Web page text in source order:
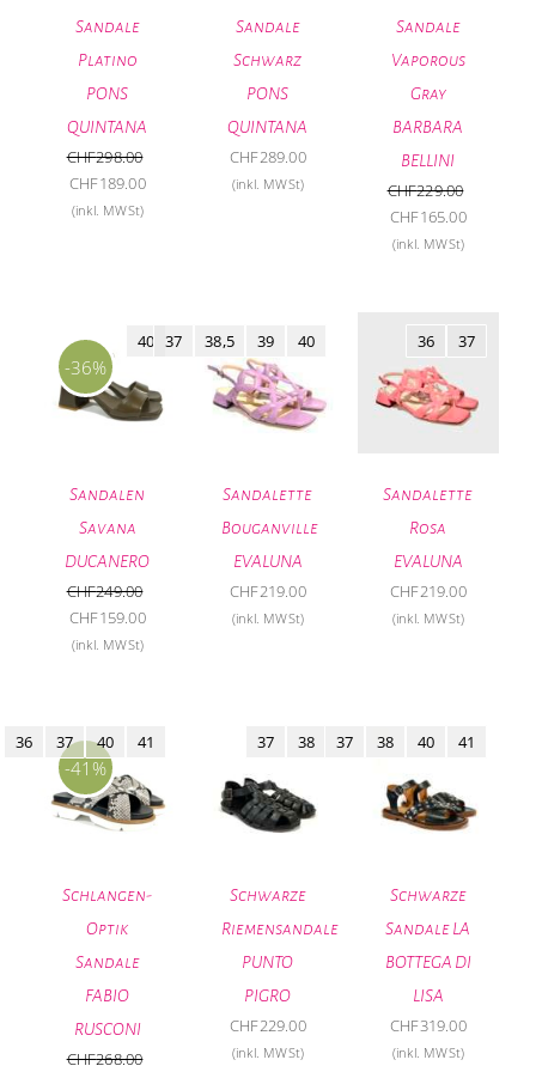
Sandale
Platino
PONS
QUINTANA
CHF298.00
Ursprünglicher
Preis
CHF189.00Aktueller
(inkl. MWSt)
Sandale
Schwarz
PONS
QUINTANA
CHF289.00
(inkl. MWSt)
Sandale
Vaporous
Gray
BARBARA
BELLINI
CHF229.00
Ursprünglicher
Preis
CHF165.00Aktueller
(inkl. MWSt)
-36%
Sandalen
Savana
DUCANERO
40
CHF249.00
Ursprünglicher
Preis
CHF159.00Aktueller
(inkl. MWSt)
Sandalette
Bouganville
EVALUNA
37 38,5 39 40
CHF219.00
(inkl. MWSt)
Sandalette
Rosa
EVALUNA
36 37
CHF219.00
(inkl. MWSt)
-41%
Schlangen-
Optik
Sandale
FABIO
RUSCONI
36 37 40 41
CHF268.00
Schwarze
Riemensandale
PUNTO
PIGRO
37 38
CHF229.00
(inkl. MWSt)
Schwarze
Sandale LA
BOTTEGA DI
LISA
37 38 40 41
CHF319.00
(inkl. MWSt)